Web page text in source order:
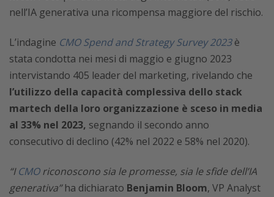
nell’IA generativa una ricompensa maggiore del rischio.
L’indagine CMO Spend and Strategy Survey 2023è
stata condotta nei mesi di maggio e giugno 2023
intervistando 405 leader del marketing, rivelando che
l’utilizzo della capacità complessiva dello stack
martech della loro organizzazione è sceso in media
al 33% nel 2023, segnando il secondo anno
consecutivo di declino (42% nel 2022 e 58% nel 2020).
“ICMOriconoscono sia le promesse, sia le sfide dell’IA
generativa”ha dichiarato Benjamin Bloom, VP Analyst